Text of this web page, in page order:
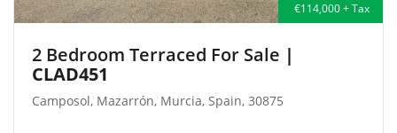
€114,000 + Tax
2 Bedroom Terraced For Sale |
CLAD451
Camposol, Mazarrón, Murcia, Spain, 30875